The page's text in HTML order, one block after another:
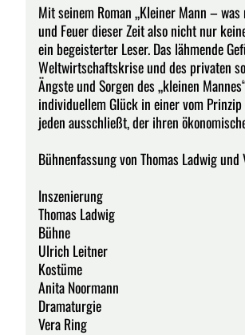
Mit seinem Roman „Kleiner Mann –
und Feuer dieser Zeit also nicht nur
ein begeisterter Leser. Das lähmende
Weltwirtschaftskrise und des privaten
Ängste und Sorgen des „kleinen
individuellem Glück in einer vom
jeden ausschließt, der ihren
Bühnenfassung von Thomas Ladwig und
Inszenierung
Thomas Ladwig
Bühne
Ulrich Leitner
Kostüme
Anita Noormann
Dramaturgie
Vera Ring